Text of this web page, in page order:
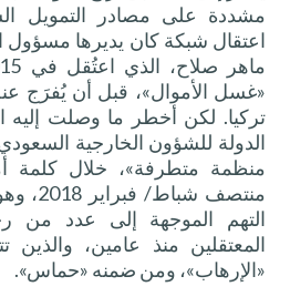
مشددة على مصادر التمويل
اعتقال شبكة كان يديرها مسؤول
تركيا. لكن أخطر ما وصلت إليه
الدولة للشؤون الخارجية
منظمة متطرفة»، خلال كلمة
منتصف
التهم الموجهة إلى عدد من
المعتقلين منذ عامين، والذين
«الإرهاب»، ومن ضمنه «حماس».